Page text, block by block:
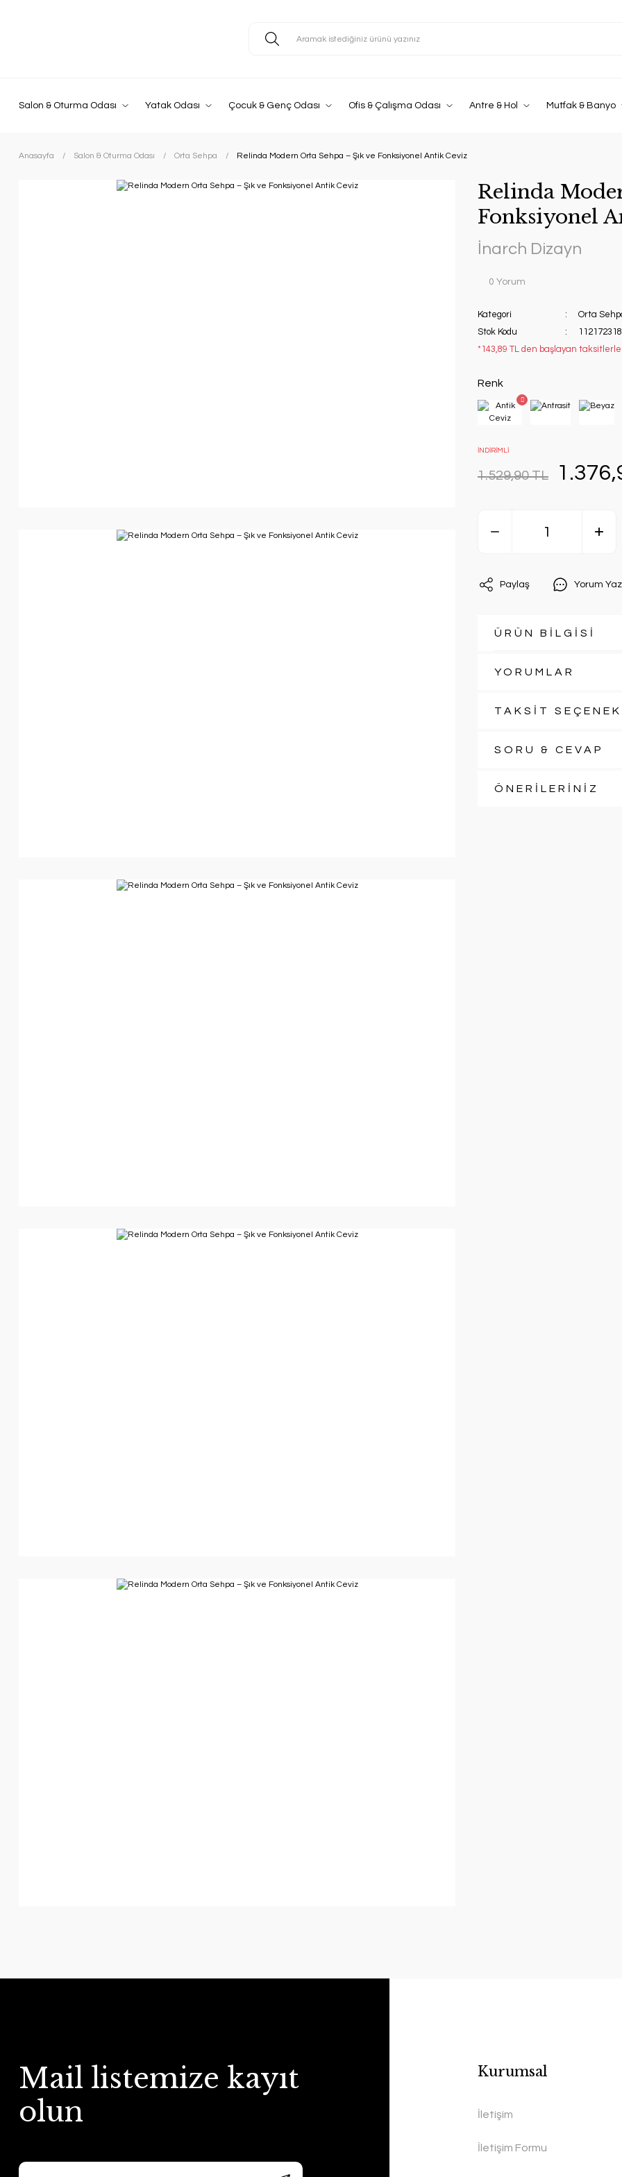
Salon & Oturma Odası Yatak Odası Çocuk & Genç Odası Ofis & Çalışma Odası Antre & Hol Mutfak & Banyo
Anasayfa Salon & Oturma Odası Orta Sehpa Relinda Modern Orta Sehpa – Şık ve Fonksiyonel Antik Ceviz
Relinda
Fonksiyonel
İnarch Dizayn
0 Yorum
Kategori
Orta
Stok Kodu
*143,89 TL den başlayan
Renk
İNDİRİMLİ
1.529,90 TL
Paylaş Yorum Yaz
ÜRÜN BİLGİSİ
YORUMLAR
TAKSİT
SORU & CEVAP
ÖNERİLERİNİZ
Mail listemize kayıt
olun
Kurumsal
İletişim
İletişim Formu